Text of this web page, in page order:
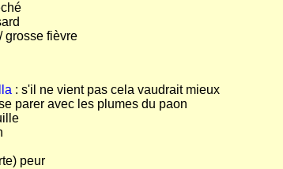
grosse fièvre
: s'il ne vient pas cela vaudrait mieux
parer avec les plumes du paon
peur